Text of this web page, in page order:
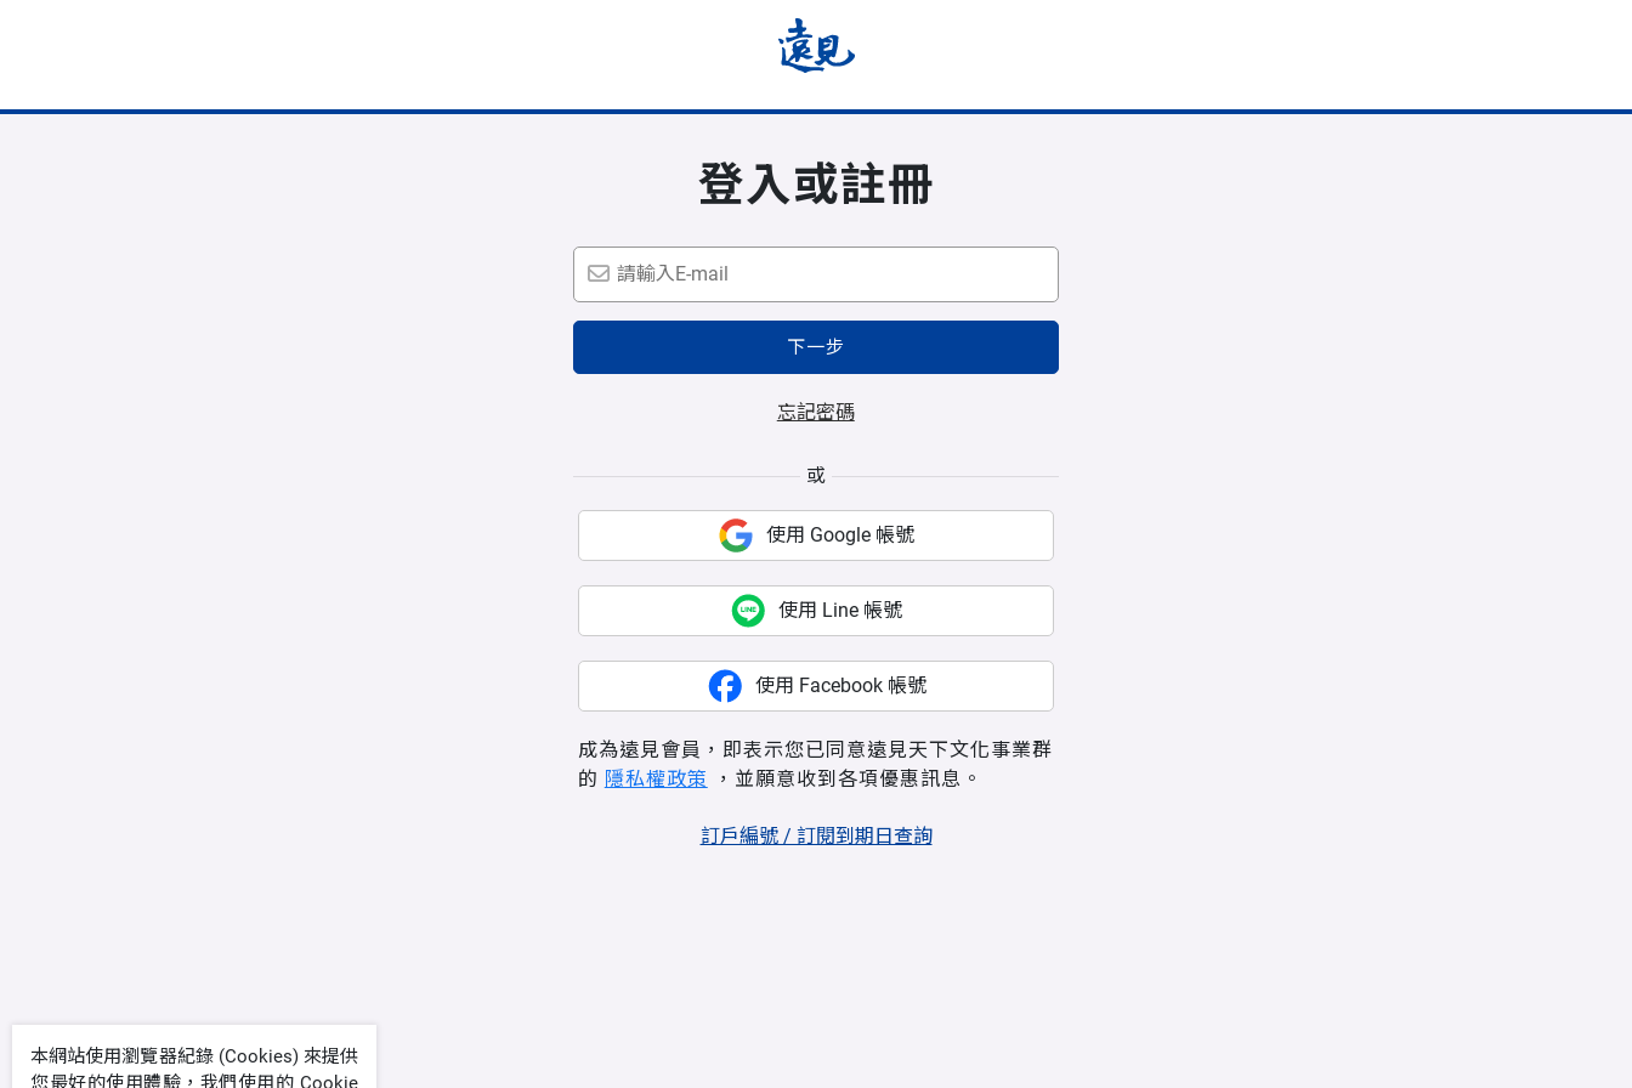
登入或註冊
下一步
忘記密碼
或
使用 Google 帳號
使用 Line 帳號
使用 Facebook 帳號
成為遠見會員，即表示您已同意遠見天下文化事業群
的 隱私權政策 ，並願意收到各項優惠訊息。
訂戶編號 / 訂閱到期日查詢
本網站使用瀏覽器紀錄 (Cookies) 來提供
您最好的使用體驗，我們使用的 Cookie